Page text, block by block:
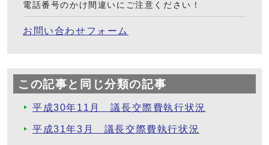
電話番号のかけ間違いにご注意ください！
お問い合わせフォーム
この記事と同じ分類の記事
平成30年11月 議長交際費執行状況
平成31年3月 議長交際費執行状況